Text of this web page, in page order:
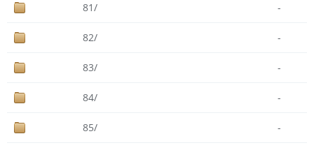
81/ -
82/ -
83/ -
84/ -
85/ -